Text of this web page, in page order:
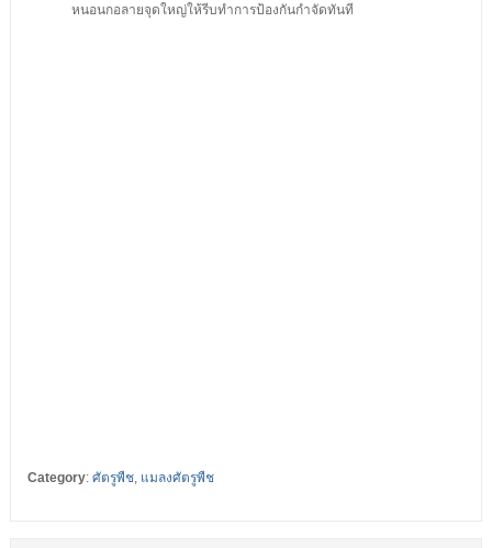
หนอนกอลายจุดใหญ่ให้รีบทำการป้องกันกำจัดทันที
Category: ศัตรูพืช, แมลงศัตรูพืช